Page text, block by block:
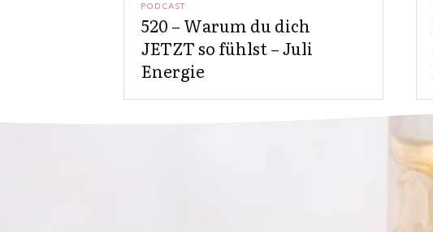
PODCAST
520 – Warum du dich
JETZT so fühlst – Juli
Energie